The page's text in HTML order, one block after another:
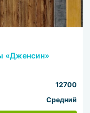
«Дженсин»
12700
Средний